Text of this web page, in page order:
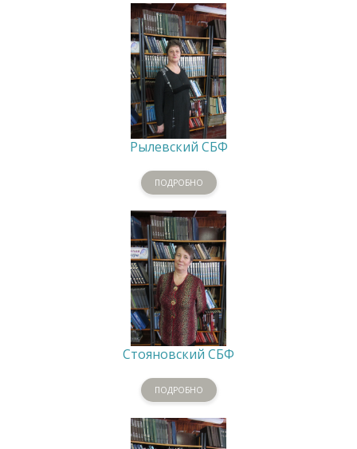
Рылевский СБФ
ПОДРОБНО
Стояновский СБФ
ПОДРОБНО